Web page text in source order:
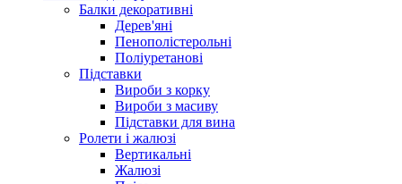
Балки декоративні
Дерев'яні
Пенополістерольні
Поліуретанові
Підставки
Вироби з корку
Вироби з масиву
Підставки для вина
Ролети і жалюзі
Вертикальні
Жалюзі